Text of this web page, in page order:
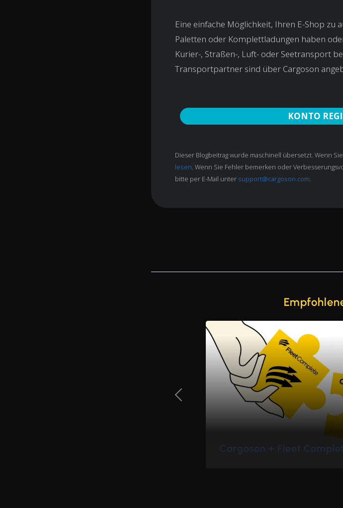
Eine einfache Möglichkeit, Ihren E-Shop zu
Paletten oder Komplettladungen haben
Kurier-, Straßen-, Luft- oder Seetransport
Transportpartner sind über Cargoson
KONTO
Dieser Blogbeitrag wurde maschinell übersetzt. Wenn
lesen. Wenn Sie Fehler bemerken oder
bitte per E-Mail unter support@cargoson.com.
Cargoson + Microsoft